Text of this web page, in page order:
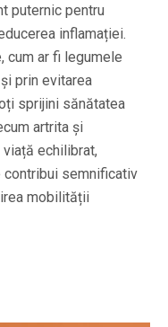
puternic pentru
inflamației.
cum ar fi legumele
prin evitarea
sprijini sănătatea
artrita și
echilibrat,
contribui semnificativ
mobilității